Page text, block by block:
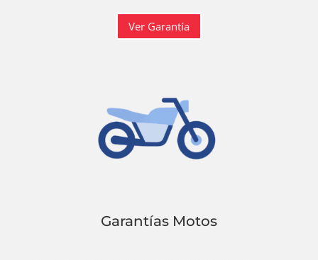
Ver Garantía
Garantías Motos